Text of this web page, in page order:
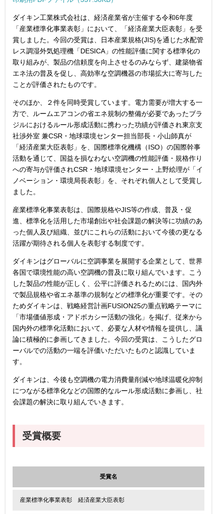
ダイキン工業株式会社は、経済産業省が主催する令和6年度
「産業標準化事業表彰」において、「経済産業大臣表彰」を受
賞しました。今回の受賞は、日本産業規格(JIS)を通じた水配管
レス調湿外気処理機「DESICA」の性能評価に関する標準化の
取り組みが、製品の信頼度を向上させるのみならず、建築物省
エネ法の普及を促し、高効率な空調機器の市場拡大に寄与した
ことが評価されたものです。
そのほか、２件を同時受賞しています。電力需要が増大する一
方で、ルームエアコンの省エネ規制の整備が必要であったブラ
ジルにおけるルール形成活動に携わった功績が評価され東京支
社渉外室 兼CSR・地球環境センター担当部長・小山師真が
「経済産業大臣表彰」を、国際標準化機構（ISO）の国際幹事
活動を通じて、国益を損なわない空調機の性能評価・規格作り
への寄与が評価されCSR・地球環境センター・上野絵理が「イ
ノベーション・環境局長表彰」を、それぞれ個人として受賞し
ました。
産業標準化事業表彰は、国際規格やJIS等の作成、普及・促
進、標準化を活用した市場創出や社会課題の解決等に功績のあ
った個人及び組織、並びにこれらの活動において今後の更なる
活躍が期待される個人を表彰する制度です。
ダイキンはグローバルに空調事業を展開する企業として、世界
各国で環境性能の高い空調機の普及に取り組んでいます。こう
した製品の性能が正しく、公平に評価されるためには、国内外
で製品規格や省エネ基準の規制などの標準化が重要です。その
ためダイキンは、戦略経営計画FUSION25の重点戦略テーマに
「市場価値形成・アドボカシー活動の強化」を掲げ、従来から
国内外の標準化活動において、必要な人材や情報を提供し、議
論に積極的に参画してきました。今回の受賞は、こうしたグロ
ーバルでの活動の一端を評価いただいたものと認識していま
す。
ダイキンは、今後も空調機の電力消費量削減や地球温暖化抑制
につながる標準化などの国際的なルール形成活動に参画し、社
会課題の解決に取り組んでいきます。
受賞概要
受賞名
産業標準化事業表彰 経済産業大臣表彰